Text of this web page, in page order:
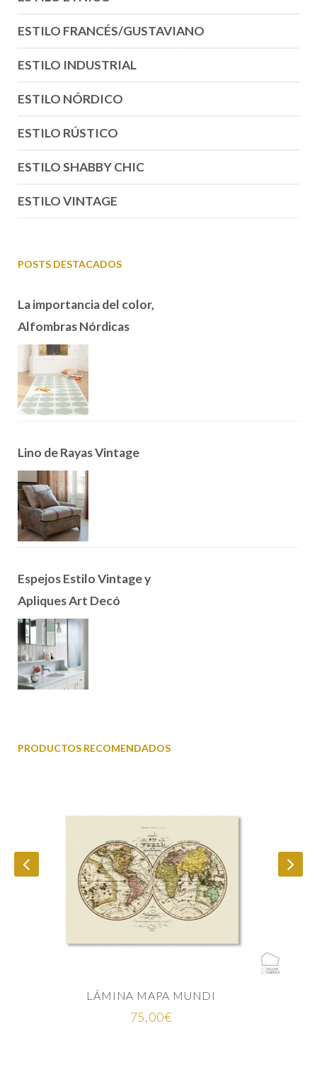
ESTILO FRANCÉS/GUSTAVIANO
ESTILO INDUSTRIAL
ESTILO NÓRDICO
ESTILO RÚSTICO
ESTILO SHABBY CHIC
ESTILO VINTAGE
POSTS DESTACADOS
La importancia del color,
Alfombras Nórdicas
Lino de Rayas Vintage
Espejos Estilo Vintage y
Apliques Art Decó
PRODUCTOS RECOMENDADOS
25,00